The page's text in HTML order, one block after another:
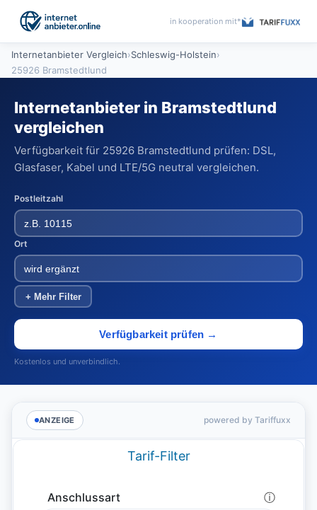
in kooperation mit*
Internetanbieter Vergleich›Schleswig-Holstein›
25926 Bramstedtlund
Internetanbieter in Bramstedtlund
vergleichen
Verfügbarkeit für 25926 Bramstedtlund prüfen: DSL,
Glasfaser, Kabel und LTE/5G neutral vergleichen.
Postleitzahl
Ort
+ Mehr Filter
Verfügbarkeit prüfen →
Kostenlos und unverbindlich.
ANZEIGE powered by Tariffuxx